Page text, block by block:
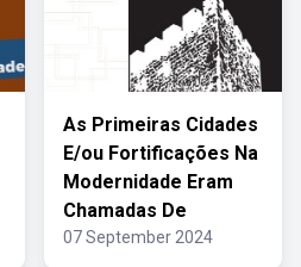
As Primeiras Cidades
E/ou Fortificações Na
Modernidade Eram
Chamadas De
07 September 2024